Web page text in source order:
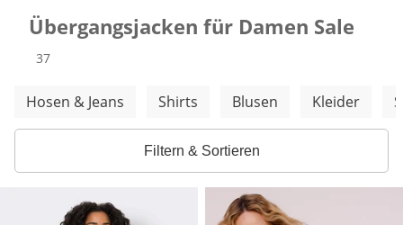
Übergangsjacken für Damen Sale
Produkte
37
Weitere Kategorien überspringen
Hosen & Jeans Shirts Blusen Kleider
Filtern & Sortieren